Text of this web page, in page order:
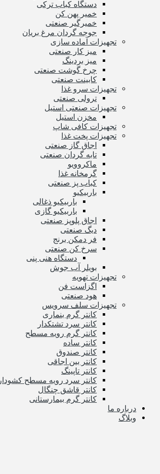
دستگاه کباب ترکی
خمیر پهن کن
خمیرگیر صنعتی
جوجه گردان مرغ بریان
تجهیزات آماده سازی
میز کار صنعتی
میز بردینگ
چرخ گوشت صنعتی
کابینت صنعتی
تجهیزات سرو غذا
ترولی صنعتی
تجهیزات صنعتی استیل
مخزن استیل
تجهیزات کافی شاپ
تجهیزات پخت غذا
اجاق گاز صنعتی
تابه گردان صنعتی
ماکروویو
گرمخانه غذا
کباب پز صنعتی
باربیکیو
باربیکیو ذغالی
باربیکیو گازی
اجاق پلوپز صنعتی
دیگ صنعتی
فر دمکن برنج
سرخ کن صنعتی
دستگاه هنی پنی
بویلر آب جوش
تجهیزات تهویه
اگزاست فن
هود صنعتی
تجهیزات سلف سرویس
کانتر گرم بنماری
کانتر سرد تشتکدار
کانتر گرم رویه مسطح
کانتر ساده
کانتر صندوق
کانتر بین اجاقی
کانتر تاپینگ
کانتر سرد رویه مسطح کشودار
کانتر قاشق چنگال
کانتر گرم بیمارستانی
درباره ما
وبلاگ